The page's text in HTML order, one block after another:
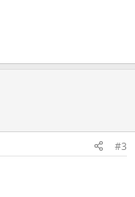
#3